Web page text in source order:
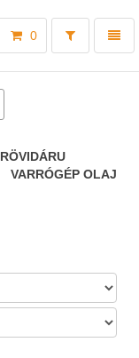
Toggle
0
RÖVIDÁRU
VARRÓGÉP OLAJ